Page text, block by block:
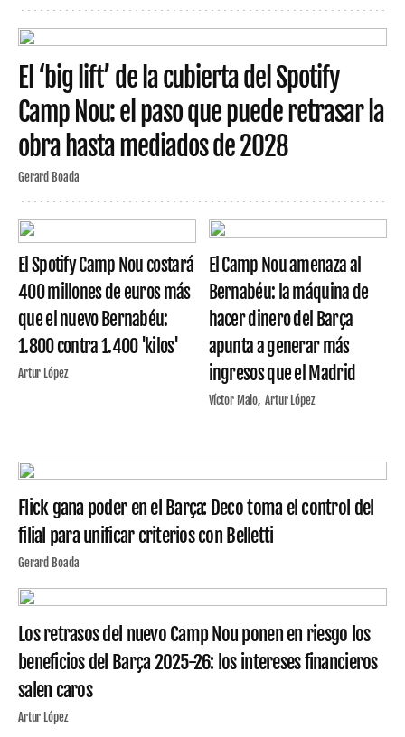
El ‘big lift’ de la cubierta del Spotify
Camp Nou: el paso que puede retrasar la
obra hasta mediados de 2028
Gerard Boada
El Spotify Camp Nou costará
400 millones de euros más
que el nuevo Bernabéu:
1.800 contra 1.400 'kilos'
Artur López
El Camp Nou amenaza al
Bernabéu: la máquina de
hacer dinero del Barça
apunta a generar más
ingresos que el Madrid
Víctor Malo Artur López
Flick gana poder en el Barça: Deco toma el control del
filial para unificar criterios con Belletti
Gerard Boada
Los retrasos del nuevo Camp Nou ponen en riesgo los
beneficios del Barça 2025-26: los intereses financieros
salen caros
Artur López